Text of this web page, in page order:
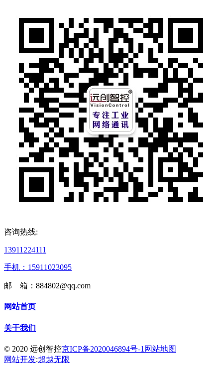
咨询热线:
13911224111
手机：15911023095
邮 箱：884802@qq.com
网站首页
关于我们
© 2020 远创智控京ICP备2020046894号-1 网站地图
网站开发:超越无限